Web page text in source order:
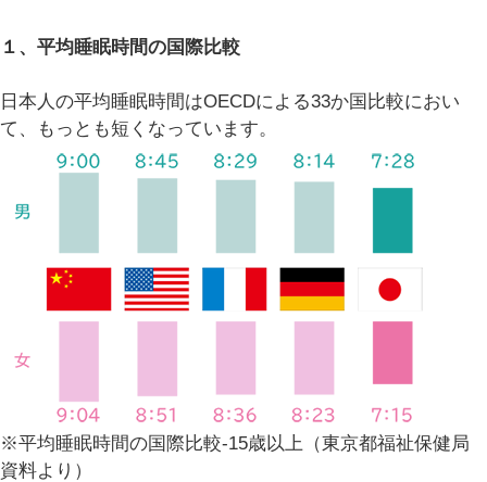
１、平均睡眠時間の国際比較
日本人の平均睡眠時間はOECDによる33か国比較におい
て、もっとも短くなっています。
※平均睡眠時間の国際比較-15歳以上（東京都福祉保健局
資料より）